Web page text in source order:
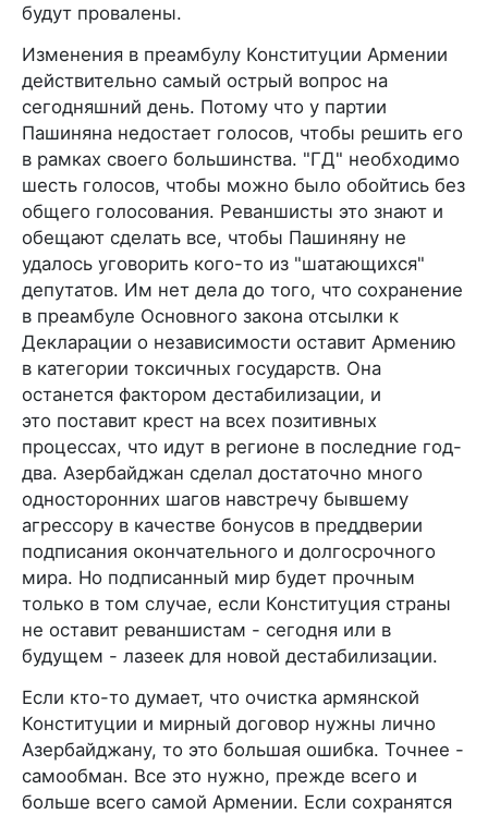
будут провалены.
Изменения в преамбулу Конституции Армении
действительно самый острый вопрос на
сегодняшний день. Потому что у партии
Пашиняна недостает голосов, чтобы решить его
в рамках своего большинства. "ГД" необходимо
шесть голосов, чтобы можно было обойтись без
общего голосования. Реваншисты это знают и
обещают сделать все, чтобы Пашиняну не
удалось уговорить кого-то из "шатающихся"
депутатов. Им нет дела до того, что сохранение
в преамбуле Основного закона отсылки к
Декларации о независимости оставит Армению
в категории токсичных государств. Она
останется фактором дестабилизации, и
это поставит крест на всех позитивных
процессах, что идут в регионе в последние год-
два. Азербайджан сделал достаточно много
односторонних шагов навстречу бывшему
агрессору в качестве бонусов в преддверии
подписания окончательного и долгосрочного
мира. Но подписанный мир будет прочным
только в том случае, если Конституция страны
не оставит реваншистам - сегодня или в
будущем - лазеек для новой дестабилизации.
Если кто-то думает, что очистка армянской
Конституции и мирный договор нужны лично
Азербайджану, то это большая ошибка. Точнее -
самообман. Все это нужно, прежде всего и
больше всего самой Армении. Если сохранятся